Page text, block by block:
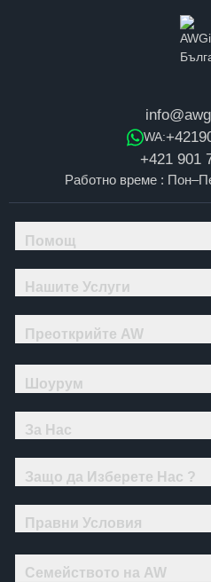
WA:
+421 901
Работно време :
Помощ
Нашите Услуги
Преоткрийте AW
Шоурум
За Нас
Защо да Изберете Нас ?
Правни Условия
Семейството на AW